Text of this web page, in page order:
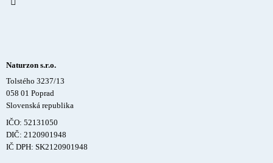
Naturzon s.r.o.
Tolstého 3237/13
058 01 Poprad
Slovenská republika
IČO: 52131050
DIČ: 2120901948
IČ DPH: SK2120901948